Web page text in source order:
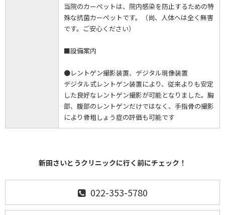
当院のカーペットは、院内感染を防止するための特
殊な抗菌カーペットです。（尚、人体へは全く無害
です。ご安心ください）
■設備案内
●レントゲン撮影装置、デジタル現像装置
デジタル式レントゲン装置により、従来よりも安定
した良好なレントゲン撮影が可能となりました。胸
部、腹部のレントゲンだけではなく、手指骨の撮影
により骨粗しょう症の評価も可能です
新田さいとうクリニックに行く前にチェック！
022-353-5780